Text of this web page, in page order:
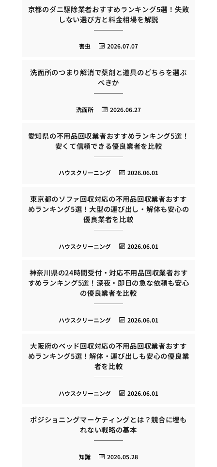
京都のダニ駆除業者おすすめランキング5選！失敗
しない選び方と料金相場を解説
2026.07.07
害虫
洗面所のつまり解消で薬剤と道具のどちらを選ぶ
べきか
2026.06.27
洗面所
愛知県の不用品回収業者おすすめランキング5選！
安くて信頼できる優良業者を比較
2026.06.01
ハウスクリーニング
東京都のソファ回収対応の不用品回収業者おすす
めランキング5選！大型の運び出し・解体も安心の
優良業者を比較
2026.06.01
ハウスクリーニング
神奈川県の24時間受付・対応不用品回収業者おす
すめランキング5選！深夜・即日の急な依頼も安心
の優良業者を比較
2026.06.01
ハウスクリーニング
大阪府のベッド回収対応の不用品回収業者おすす
めランキング5選！解体・運び出しも安心の優良業
者を比較
2026.06.01
ハウスクリーニング
ポジショニングマーケティングとは？競合に埋も
れない戦略の基本
2026.05.28
知識